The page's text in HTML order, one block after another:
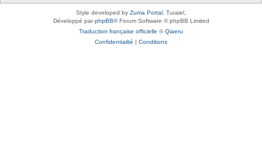
Style developed by Zuma Portal , Turaiel,
Développé parphpBB® Forum Software © phpBB Limited
Traduction française officielle ©Qiaeru
Confidentialité | Conditions